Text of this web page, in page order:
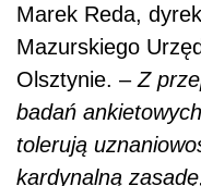
Marek Reda,
Mazurskiego
Olsztynie. – Z
badań
tolerują
kardynalną